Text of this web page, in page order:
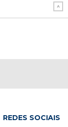
REDES SOCIAIS